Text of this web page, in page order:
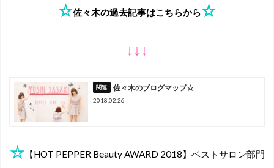
☆佐々木の過去記事はこちらから☆
↓↓↓
佐々木のブログマップ☆
2018.02.26
☆【HOT PEPPER Beauty AWARD 2018】ベストサロン部門